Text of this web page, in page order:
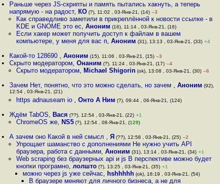
Раньше через JS-скрипты и память пытались хакнуть, а теперь
напрямую - на радост, КО (?), 11:02 , 03-Янв-21, (14) –3
Как справедливо заметили в прикреплённой к новости ссылке - в
KDE и GNOME это ес, Аноним (16), 11:14 , 03-Янв-21, (16)
Если хакер может получить доступ к файлам в вашем
компьютере, у меня для вас п, Аноним (31), 13:13 , 03-Янв-21, (33) +4
Какой-то 128690 ,Аноним (15), 11:06 , 03-Янв-21, (15) –3
Скрыто модератором,Онаним (?), 11:24 , 03-Янв-21, (17) –4
Скрыто модератором, Michael Shigorin(ok), 13:08 , 03-Янв-21, (30) –6
Зачем Нет, понятно, что это можно сделать, но зачем ,Аноним (92),
12:54 , 03-Янв-21, (21)
https adnauseam io , Онто А Ним (?), 09:44 , 06-Янв-21, (124)
Ждём TabOS, Вася (??), 12:54 , 03-Янв-21, (22) +1
ChromeOS же, NS5(?), 12:54 , 08-Янв-21, (129)
А зачем оно Какой в ней смысл ,Я (??), 12:58 , 03-Янв-21, (25) –2
Упрощает шаманство с дополнениями Не нужно учить API
браузера, работа с данными, Аноним (31), 13:14 , 03-Янв-21, (34) +1
Web scraping без браузерных api и js В перспективе можно будет
кнопки програмно, лолшто(?), 13:25 , 03-Янв-21, (35) +1
можно через js уже сейчас, hshhhhh(ok), 16:19 , 03-Янв-21, (54)
В браузере меняют для личного бизнеса, а не для